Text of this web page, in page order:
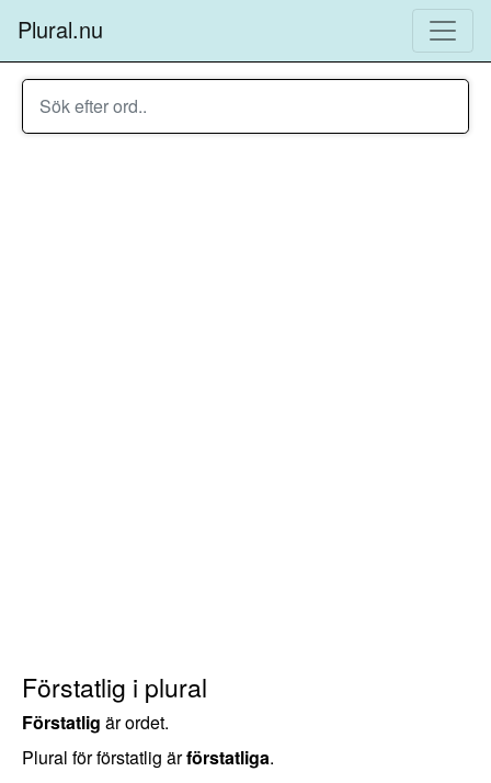
Plural.nu
Förstatlig i plural
Förstatlig är ordet.
Plural för förstatlig ärförstatliga.